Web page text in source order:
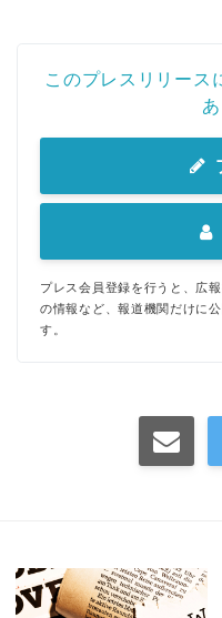
このプレスリリース
プレス会員登録を行うと、広
の情報など、報道機関だけに
す。